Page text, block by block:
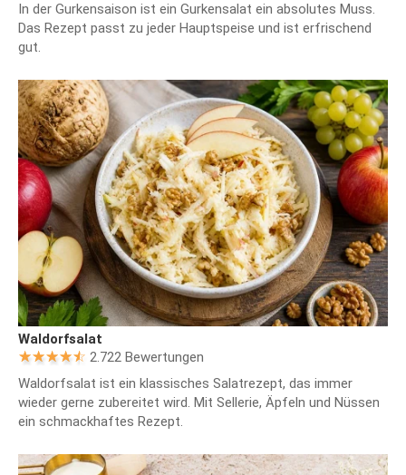
In der Gurkensaison ist ein Gurkensalat ein absolutes Muss.
Das Rezept passt zu jeder Hauptspeise und ist erfrischend
gut.
Waldorfsalat
2.722 Bewertungen
Waldorfsalat ist ein klassisches Salatrezept, das immer
wieder gerne zubereitet wird. Mit Sellerie, Äpfeln und Nüssen
ein schmackhaftes Rezept.